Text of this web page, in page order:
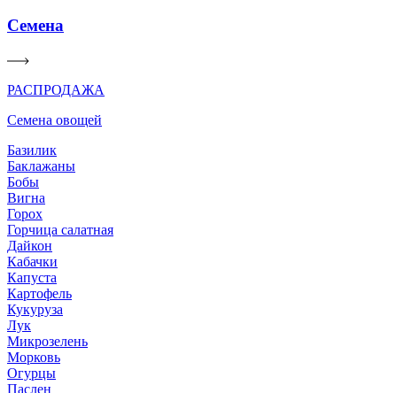
Семена
РАСПРОДАЖА
Семена овощей
Базилик
Баклажаны
Бобы
Вигна
Горох
Горчица салатная
Дайкон
Кабачки
Капуста
Картофель
Кукуруза
Лук
Микрозелень
Морковь
Огурцы
Паслен